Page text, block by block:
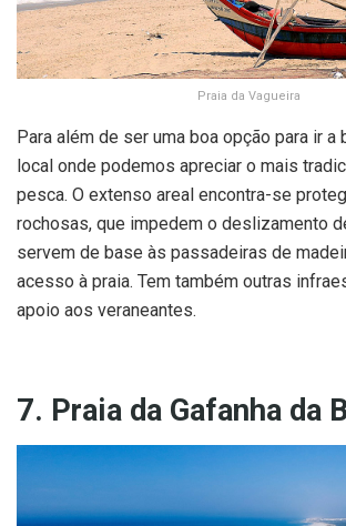
Praia da Vagueira
Para além de ser uma boa opção para ir a
local onde podemos apreciar o mais
pesca. O extenso areal encontra-se
rochosas, que impedem o deslizamento
servem de base às passadeiras de
acesso à praia. Tem também outras
apoio aos veraneantes.
7. Praia da Gafanha da